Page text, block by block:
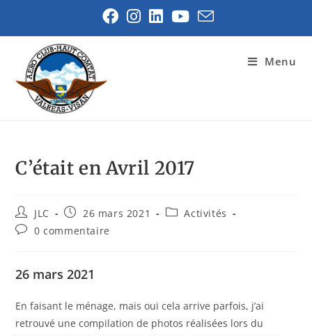
Menu
C’était en Avril 2017
JLC 26 mars 2021
Activités
0 commentaire
26 mars 2021
En faisant le ménage, mais oui cela arrive parfois, j’ai
retrouvé une compilation de photos réalisées lors du